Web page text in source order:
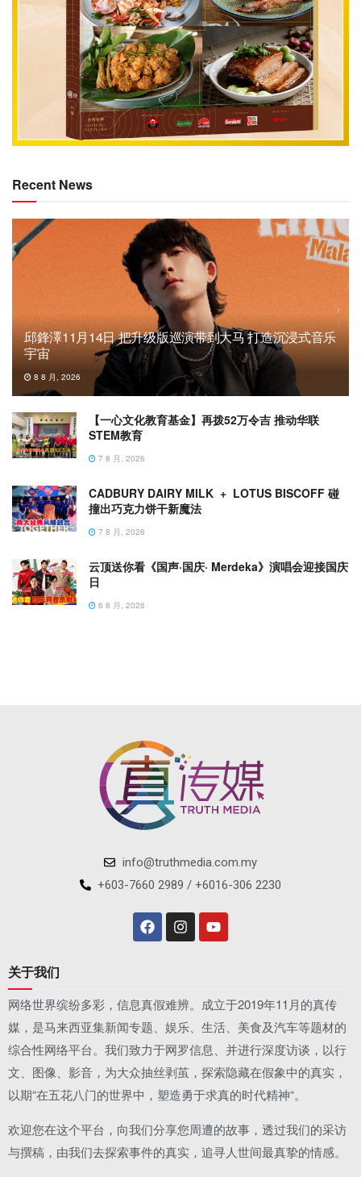
Recent News
邱鋒澤11月14日 把升级版巡演带到大马 打造沉浸式音乐
宇宙
8 8 月, 2026
【一心文化教育基金】再拨52万令吉 推动华联
STEM教育
7 8 月, 2026
CADBURY DAIRY MILK + LOTUS BISCOFF 碰
撞出巧克力饼干新魔法
7 8 月, 2026
云顶送你看《国声·国庆· Merdeka》演唱会迎接国庆
日
6 8 月, 2026
info@truthmedia.com.my
+603-7660 2989 / +6016-306 2230
关于我们
网络世界缤纷多彩，信息真假难辨。成立于2019年11月的真传
媒，是马来西亚集新闻专题、娱乐、生活、美食及汽车等题材的
综合性网络平台。我们致力于网罗信息、并进行深度访谈，以行
文、图像、影音，为大众抽丝剥茧，探索隐藏在假象中的真实，
以期“在五花八门的世界中，塑造勇于求真的时代精神“。
欢迎您在这个平台，向我们分享您周遭的故事，透过我们的采访
与撰稿，由我们去探索事件的真实，追寻人世间最真挚的情感。